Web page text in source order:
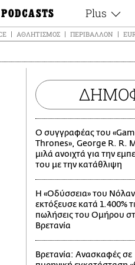
PODCASTS
Σκληρές Αλήθειες
OnDemand
Άλλο ένα podcast
Άκου την επιστήμη
Ιστορία μιας πόλης
Pulp Fiction
The Review
LiFO Politics
Το κρασί με απλά
Plus
Θέματα
Videos
Αφιερώματα
Ζώδια
Οι Αθηναίοι
Απώλειες
Lgbtqi+
ΑΘΛΗΤΙΣΜΌΣ ΠΕΡΙΒΆΛΛΟΝ
Ο συγγραφέας του
Thrones», George R. R.
μιλά ανοιχτά για την
του με την κατάθλιψη
Η «Οδύσσεια» του Νόλαν
εκτόξευσε κατά 1.400%
πωλήσεις του Ομήρου
Βρετανία
Βρετανία: Ανασκαφές σε